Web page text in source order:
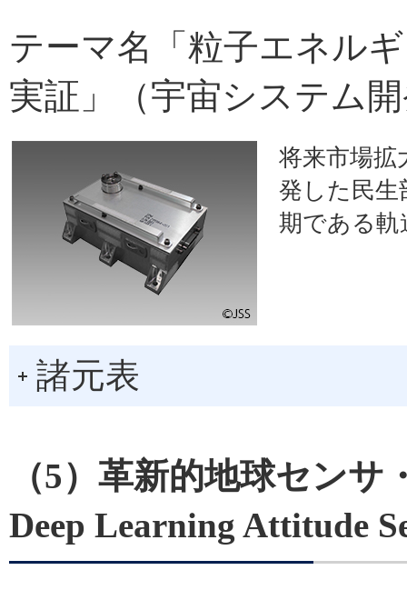
テーマ名「粒子エネル
実証」（宇宙システム
将来市場拡
発した民生
期である軌
諸元表
（5）革新的地球セン
Deep Learning Attitude